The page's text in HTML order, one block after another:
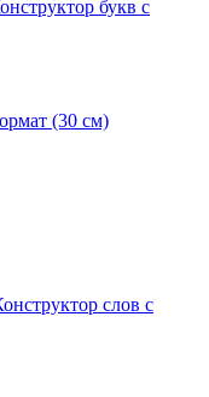
букв с
(30 см)
слов с